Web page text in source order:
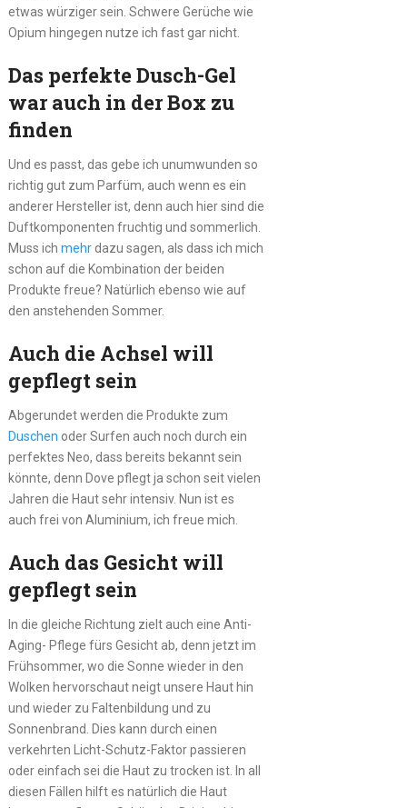
etwas würziger sein. Schwere Gerüche wie
Opium hingegen nutze ich fast gar nicht.
Das perfekte Dusch-Gel
war auch in der Box zu
finden
Und es passt, das gebe ich unumwunden so
richtig gut zum Parfüm, auch wenn es ein
anderer Hersteller ist, denn auch hier sind die
Duftkomponenten fruchtig und sommerlich.
Muss ich mehrdazu sagen, als dass ich mich
schon auf die Kombination der beiden
Produkte freue? Natürlich ebenso wie auf
den anstehenden Sommer.
Auch die Achsel will
gepflegt sein
Abgerundet werden die Produkte zum
Duschen oder Surfen auch noch durch ein
perfektes Neo, dass bereits bekannt sein
könnte, denn Dove pflegt ja schon seit vielen
Jahren die Haut sehr intensiv. Nun ist es
auch frei von Aluminium, ich freue mich.
Auch das Gesicht will
gepflegt sein
In die gleiche Richtung zielt auch eine Anti-
Aging- Pflege fürs Gesicht ab, denn jetzt im
Frühsommer, wo die Sonne wieder in den
Wolken hervorschaut neigt unsere Haut hin
und wieder zu Faltenbildung und zu
Sonnenbrand. Dies kann durch einen
verkehrten Licht-Schutz-Faktor passieren
oder einfach sei die Haut zu trocken ist. In all
diesen Fällen hilft es natürlich die Haut